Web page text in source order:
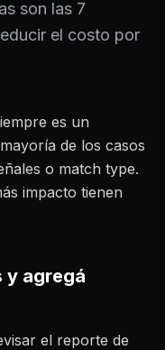
son las 7
el costo por
es un
de los casos
o match type.
impacto tienen
y agregá
el reporte de